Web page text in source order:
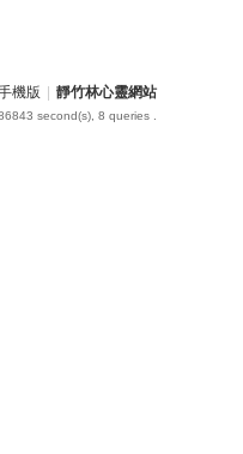
機版 靜竹林心靈網站
second(s), 8 queries .